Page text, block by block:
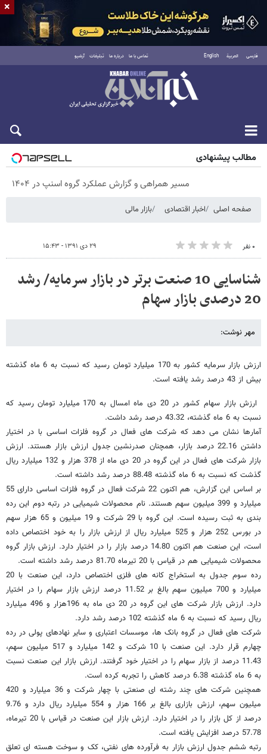
فارسی العربية English تماس با ما درباره ما تبلیغات آرشیو
پنجشنبه ۱۵ مرداد ۱۴۰۵
مطالب پیشنهادی
مسیر همراهی و گزارش عملکرد گروه اسنپ در ۱۴۰۴
صفحه اصلی اخبار اقتصادی بازار مالی
۰ نفر ۲۹ دی ۱۳۹۱ - ۱۵:۴۳
شناسایی 10 صنعت برتر در بازار سرمایه/ رشد
20 درصدی بازار سهام
مهر نوشت:
ارزش بازار سرمایه کشور به 170 میلیارد تومان رسید که نسبت به 6 ماه گذشته
بیش از 43 درصد رشد یافته است.
ارزش بازار سهام کشور در 20 دی ماه امسال به 170 میلیارد تومان رسید که
نسبت به 6 ماه گذشته، 43.32 درصد رشد داشت.
آمارها نشان می دهد که شرکت های فعال در گروه فلزات اساسی با در اختیار
داشتن 22.16 درصد بازار، همچنان صدرنشین جدول ارزش بازار هستند. ارزش
بازار شرکت های فعال در این گروه در 20 دی ماه از 378 هزار و 132 میلیارد ریال
گذشت که نسبت به 6 ماه گذشته 88.48 درصد رشد داشته است.
بر اساس این گزارش، هم اکنون 22 شرکت فعال در گروه فلزات اساسی دارای 55
میلیارد و 399 میلیون سهم هستند. نام محصولات شیمیایی در رتبه دوم این رده
بندی به ثبت رسیده است. این گروه با 29 شرکت و 19 میلیون و 65 هزار سهم
در بورس 252 هزار و 525 میلیارد ریال از ارزش بازار را به خود اختصاص داده
است، این صنعت هم اکنون 14.80 درصد بازار را در اختیار دارد. ارزش بازار گروه
محصولات شیمیایی هم در قیاس با 20 تیرماه 81.70 درصد رشد داشته است.
رده سوم جدول به استخراج کانه های فلزی اختصاص دارد، این صنعت با 20
میلیارد و 700 میلیون سهم بالغ بر 11.52 درصد ارزش بازار سهام را در اختیار
دارد. ارزش بازار شرکت های این گروه در 20 دی ماه به 196هزار و 496 میلیارد
ریال رسید که نسبت به 6 ماه گذشته 102 درصد رشد دارد.
شرکت های فعال در گروه بانک ها، موسسات اعتباری و سایر نهادهای پولی در رده
چهارم قرار دارد. این صنعت با 10 شرکت و 142 میلیارد و 517 میلیون سهم،
11.43 درصد از بازار سهام را در اختیار خود گرفتند. ارزش بازار این صنعت نسبت
به 6 ماه گذشته 6.38 درصد کاهش را تجربه کرده است.
همچنین شرکت های چند رشته ای صنعتی با چهار شرکت و 36 میلیارد و 420
میلیون سهم، ارزش بازاری بالغ بر 166 هزار و 554 میلیارد ریال دارد و 9.76
درصد از کل بازار را در اختیار دارد. ارزش بازار این صنعت در قیاس با 20 تیرماه،
57.78 درصد افزایش یافته است.
رتبه ششم جدول ارزش بازار به فرآورده های نفتی، کک و سوخت هسته ای تعلق
×